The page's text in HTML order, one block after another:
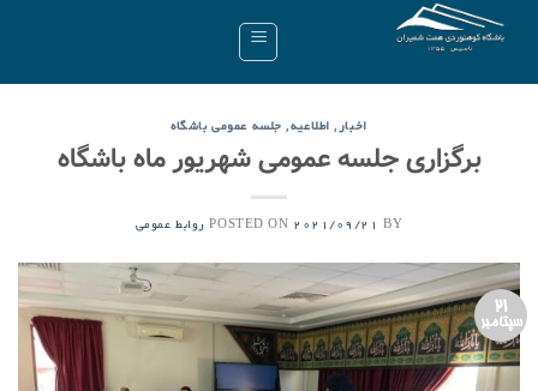
اخبار , اطلاعیه, جلسه عمومی باشگاه
برگزاری جلسه عمومی شهریور ماه باشگاه
POSTED ON 2021/09/21 BY روابط عمومی
21
سپتامبر